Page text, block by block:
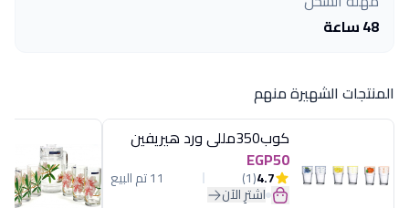
48 ساعة
المنتجات الشهيرة منهم
كوب350مللى ورد هيريفين
EGP50
4.7
(1) 11 تم البيع
اشترِ الآن